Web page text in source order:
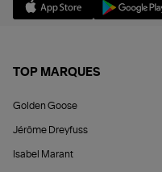
TOP MARQUES
Golden Goose
Jérôme Dreyfuss
Isabel Marant